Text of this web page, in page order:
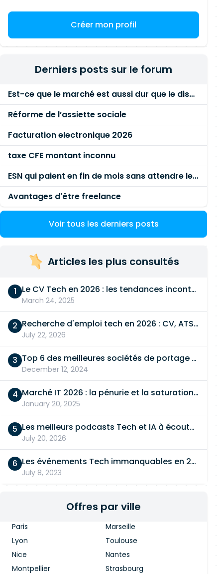
Créer mon profil
Derniers posts sur le forum
Est-ce que le marché est aussi dur que le disent les commerciaux ?
Réforme de l’assiette sociale
Facturation electronique 2026
taxe CFE montant inconnu
ESN qui paient en fin de mois sans attendre le paiement client ?
Avantages d'être freelance
Voir tous les derniers posts
Articles les plus consultés
Le CV Tech en 2026 : les tendances incontournables
March 24, 2025
Recherche d'emploi tech en 2026 : CV, ATS, entretien… On vous dit tout
July 22, 2026
Top 6 des meilleures sociétés de portage salarial
December 12, 2024
Marché IT 2026 : la pénurie et la saturation, en même temps
January 20, 2025
Les meilleurs podcasts Tech et IA à écouter en 2026
July 20, 2026
Les événements Tech immanquables en 2026
July 8, 2023
Offres par ville
Paris
Marseille
Lyon
Toulouse
Nice
Nantes
Montpellier
Strasbourg